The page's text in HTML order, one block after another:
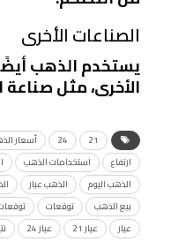
الصناعات الأخرى
يستخدم الذهب
الأخرى، مثل صناعة
21
24 أسعار
ارتفاع
استخدامات الذهب
الذهب اليوم
الذهب عيار
بيع الذهب
توقعات
عيار
عيار 21 عيار 24